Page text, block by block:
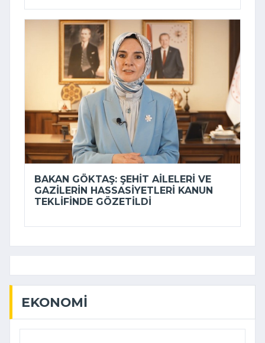
BAKAN GÖKTAŞ: ŞEHIT AILELERI VE
GAZILERIN HASSASIYETLERI KANUN
TEKLIFINDE GÖZETILDI
EKONOMI